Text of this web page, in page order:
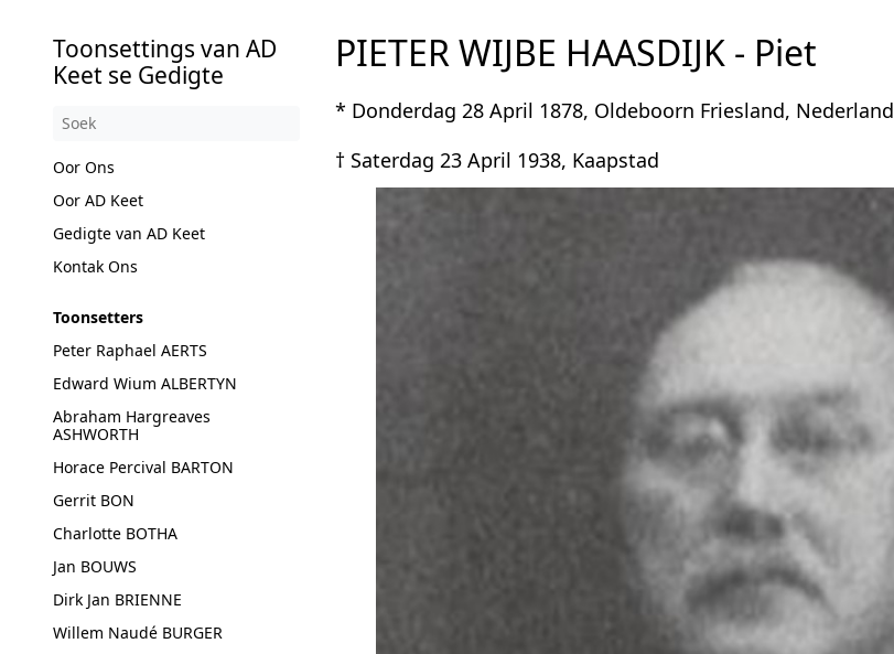
Toonsettings van AD
Keet se Gedigte
Oor Ons
Oor AD Keet
Gedigte van AD Keet
Kontak Ons
Toonsetters
Peter Raphael AERTS
Edward Wium ALBERTYN
Abraham Hargreaves
ASHWORTH
Horace Percival BARTON
Gerrit BON
Charlotte BOTHA
Jan BOUWS
Dirk Jan BRIENNE
Willem Naudé BURGER
PIETER WIJBE HAASDIJK - Piet
* Donderdag 28 April 1878, Oldeboorn Friesland, Nederland
† Saterdag 23 April 1938, Kaapstad